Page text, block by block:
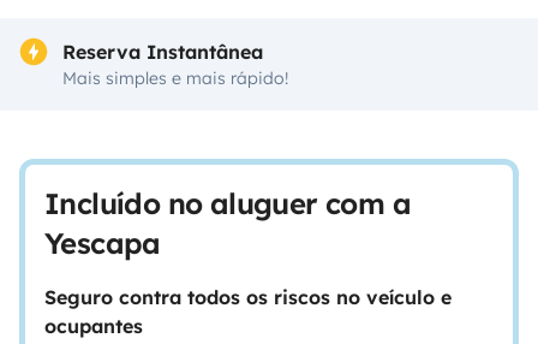
Reserva Instantânea
Mais simples e mais rápido!
Incluído no aluguer com a
Yescapa
Seguro contra todos os riscos no veículo e
ocupantes